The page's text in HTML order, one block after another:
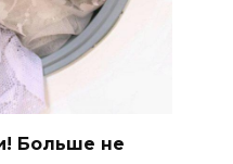
Больше не